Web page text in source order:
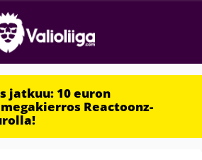
jatkuu: 10 euron
Reactoonz-